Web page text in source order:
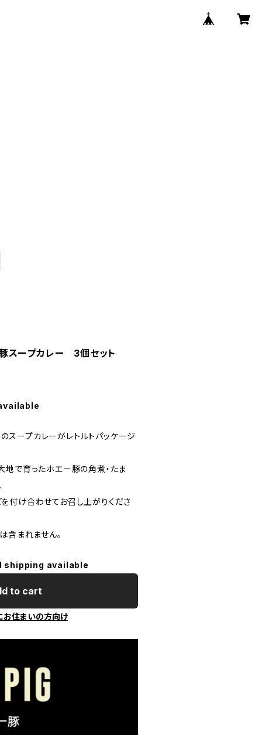
スープカレー 3個セット
スープカレーがレトルトパッケージ
地で育ったホエー豚の角煮・たま
付け合わせてお召し上がりくださ
含まれません。
shipping available
to cart
お住まいの方向け